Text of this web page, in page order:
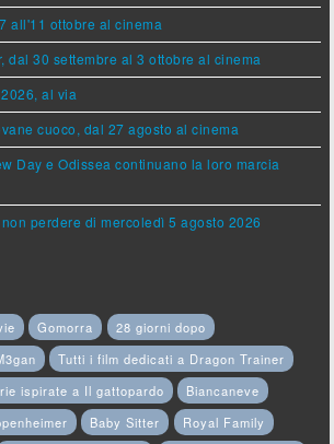
all'11 ottobre al cinema
dal 30 settembre al 3 ottobre al cinema
al via
cuoco, dal 27 agosto al cinema
Day e Odissea continuano la loro marcia
perdere di mercoledì 5 agosto 2026
Gomorra
28 giorni dopo
Tutti i film dedicati a Dragon Trainer
ispirate a Il gattopardo
Biancaneve
Baby Sitter
Royal Family